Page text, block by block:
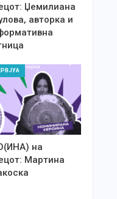
Џемилиана
авторка и
на
Мартина